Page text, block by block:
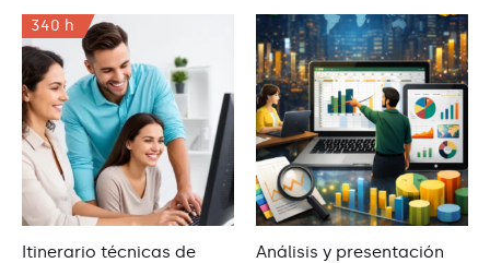
340 h
Itinerario técnicas de
Análisis y presentación